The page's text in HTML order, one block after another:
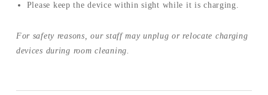
Please keep the device within sight while it is charging.
For safety reasons, our staff may unplug or relocate charging
devices during room cleaning.